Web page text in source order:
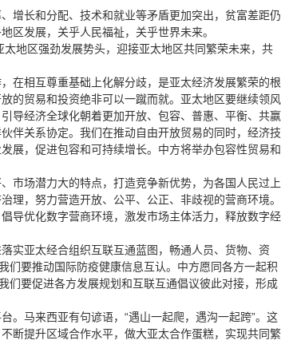
长和分配、技术和就业等矛盾更加突出，贫富差距仍
区发展，关乎人民福祉，关乎世界未来。
地区强劲发展势头，迎接亚太地区共同繁荣未来，共
相互尊重基础上化解分歧，是亚太经济发展繁荣的根
的贸易和投资绝非可以一蹴而就。亚太地区要继续领风
导经济全球化朝着更加开放、包容、普惠、平衡、共赢
伴关系协定。我们在推动自由开放贸易的同时，经济技
展，促进包容和可持续增长。中方将举办包容性贸易和
场潜力大的特点，打造竞争新优势，为各国人民过上
，努力营造开放、公平、公正、非歧视的营商环境。
导优化数字营商环境，激发市场主体活力，释放数字经
亚太经合组织互联互通蓝图，畅通人员、货物、资
们要推动国际防疫健康信息互认。中方愿同各方一起积
们要促进各方发展规划和互联互通倡议彼此对接，形成
马来西亚有句谚语，“遇山一起爬，遇沟一起跨”。这
断提升区域合作水平，做大亚太合作蛋糕，实现共同繁